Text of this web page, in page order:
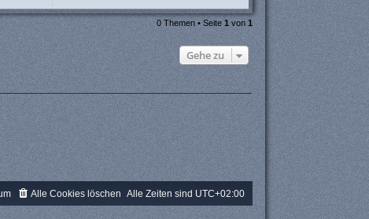
0 Themen • Seite1von1
Gehe zu
Alle Zeiten sind UTC+02:00
Alle Cookies löschen